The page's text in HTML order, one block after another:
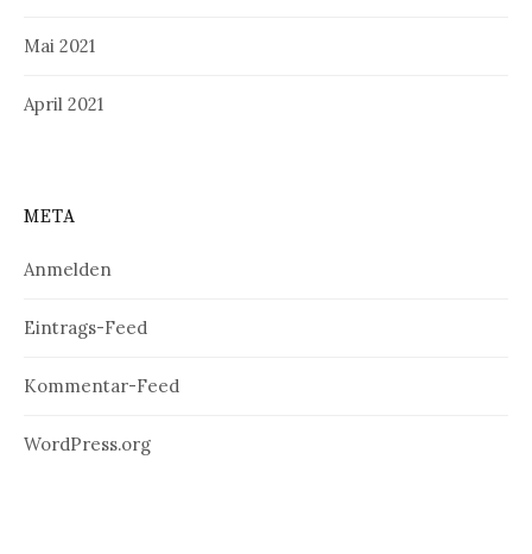
Mai 2021
April 2021
META
Anmelden
Eintrags-Feed
Kommentar-Feed
WordPress.org